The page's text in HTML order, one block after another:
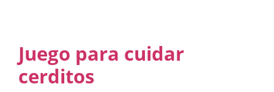
Juego para cuidar
cerditos